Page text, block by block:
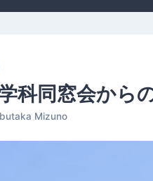
科同窓会から
Mizuno